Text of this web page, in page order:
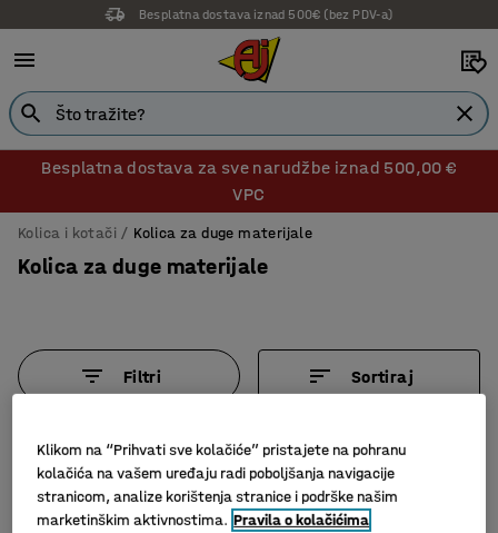
Besplatna dostava iznad 500€ (bez PDV-a)
Besplatna dostava za sve narudžbe iznad 500,00 €
VPC
Kolica i kotači Kolica za duge materijale
Kolica za duge materijale
Filtri Sortiraj
Klikom na “Prihvati sve kolačiće” pristajete na pohranu
kolačića na vašem uređaju radi poboljšanja navigacije
stranicom, analize korištenja stranice i podrške našim
marketinškim aktivnostima. Pravila o kolačićima